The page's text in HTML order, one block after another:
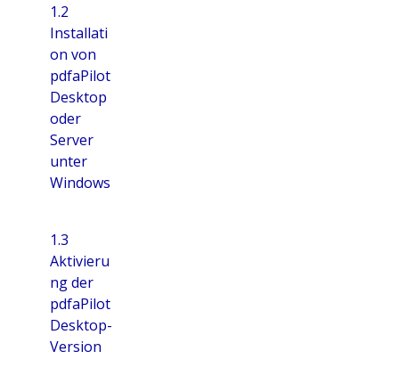
1.2
Installati
on von
pdfaPilot
Desktop
oder
Server
unter
Windows
1.3
Aktivieru
ng der
pdfaPilot
Desktop-
Version